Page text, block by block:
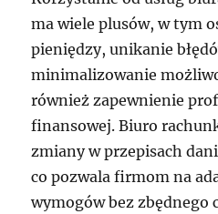
ma wiele plusów, w tym
pieniędzy, unikanie
minimalizowanie
również zapewnienie
finansowej. Biuro
zmiany w przepisach
co pozwala firmom na
wymogów bez zbędnego